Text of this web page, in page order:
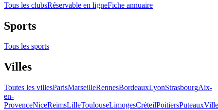
Tous les clubsRéservable en ligneFiche annuaire
Sports
Tous les sports
Villes
Toutes les villesParisMarseilleRennesBordeauxLyonStrasbourgAix-
en-
ProvenceNiceReimsLilleToulouseLimogesCréteilPoitiersPuteaux